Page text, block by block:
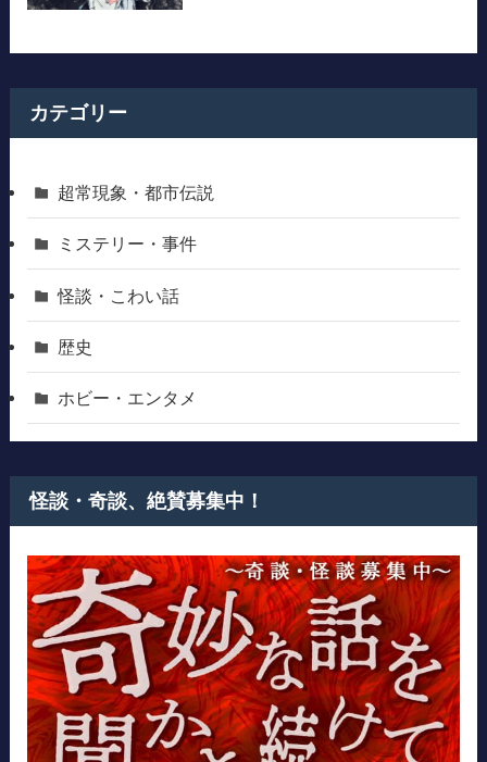
カテゴリー
超常現象・都市伝説
ミステリー・事件
怪談・こわい話
歴史
ホビー・エンタメ
怪談・奇談、絶賛募集中！